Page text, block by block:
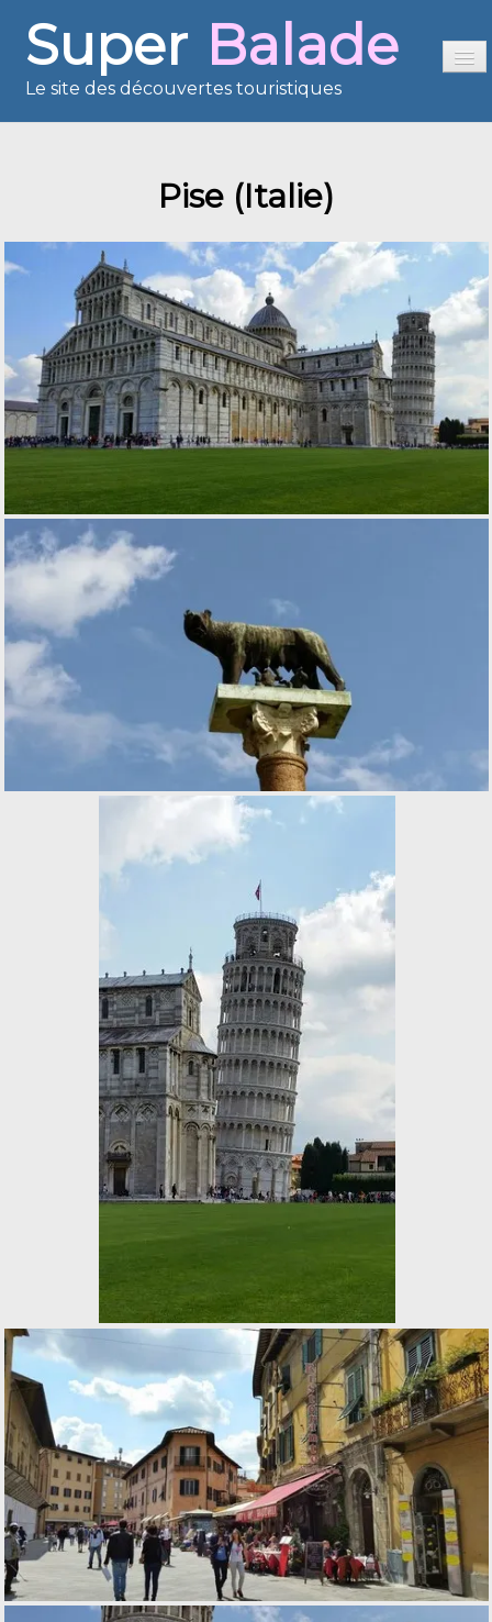
Super Balade
Le site des découvertes touristiques
Reportages
France en images
Europe en images
Les îles en images
Voisins du Net
Pise (Italie)